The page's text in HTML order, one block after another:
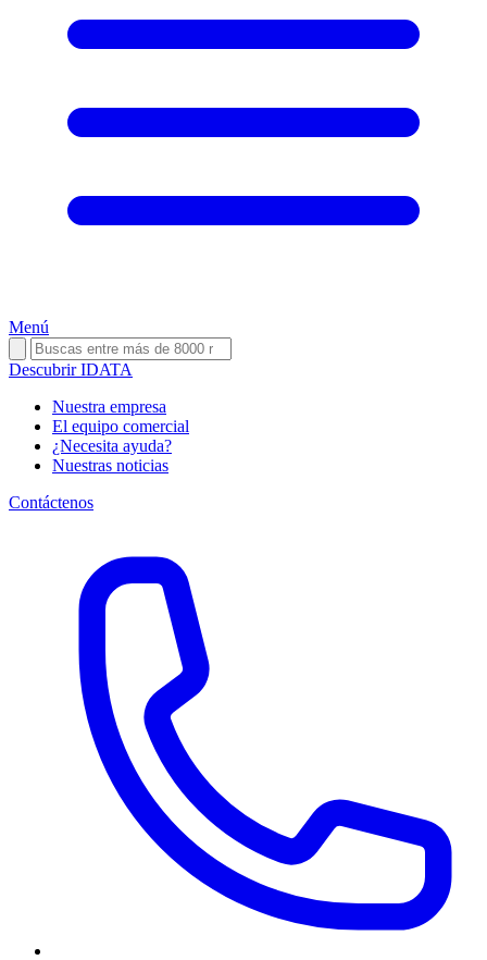
Menú
Descubrir IDATA
Nuestra empresa
El equipo comercial
¿Necesita ayuda?
Nuestras noticias
Contáctenos